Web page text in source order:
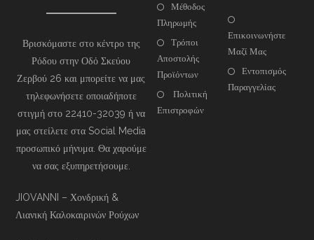
Βρισκόμαστε στο κέντρο της
Ρόδου στην Οδό Σκεύου
Ζερβού 26 και μπορείτε να μας
τηλεφωνήσετε οποιαδήποτε
στιγμή στο 22410-32039 ή να
μας στείλετε στα Social Media
προσωπικό μήνυμα. Θα χαρούμε
να σας εξυπηρετήσουμε.
JIOVANNI – Χονδρική &
Λιανική Καλοκαιρινών Ρούχων
Μέθοδος
Πληρωμής
Τρόποι
Αποστολής
Προϊόντων
Πολιτική
Επιστροφών
Επικοινωνήστε
Μαζί Μας
Εντοπισμός
Παραγγελίας